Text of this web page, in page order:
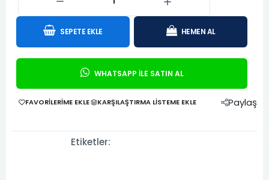
SEPETE EKLE HEMEN AL
WHATSAPP İLE SATIN AL
FAVORILERIME EKLE KARŞILAŞTIRMA LISTEME EKLE Paylaş
Etiketler: